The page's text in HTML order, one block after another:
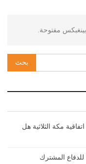
مفتوحة.
مكة الثلاثية هل
للدفاع المشترك